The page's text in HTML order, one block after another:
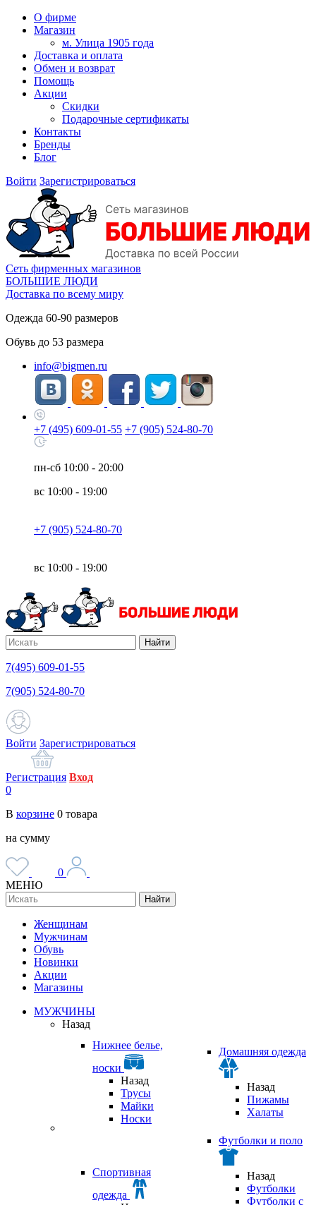
О фирме
Магазин
м. Улица 1905 года
Доставка и оплата
Обмен и возврат
Помощь
Акции
Скидки
Подарочные сертификаты
Контакты
Бренды
Блог
Войти Зарегистрироваться
Сеть фирменных магазинов
БОЛЬШИЕ ЛЮДИ
Доставка по всему миру
Одежда 60-90 размеров
Обувь до 53 размера
info@bigmen.ru
+7 (495) 609-01-55 +7 (905) 524-80-70
пн-сб 10:00 - 20:00
вс 10:00 - 19:00
+7 (905) 524-80-70
вс 10:00 - 19:00
Найти
7(495) 609-01-55
7(905) 524-80-70
Войти Зарегистрироваться
Регистрация Вход
0
В корзине 0 товара
на сумму
0
МЕНЮ
Найти
Женщинам
Мужчинам
Обувь
Новинки
Акции
Магазины
МУЖЧИНЫ
Назад
Нижнее белье,
носки
Назад
Трусы
Майки
Носки
Домашняя одежда
Назад
Пижамы
Халаты
Спортивная
одежда
Футболки и поло
Назад
Футболки
Футболки с